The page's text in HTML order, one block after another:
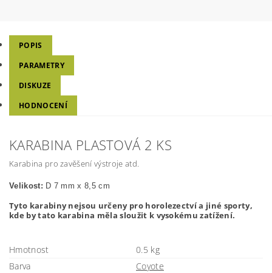
POPIS
PARAMETRY
DISKUZE
HODNOCENÍ
KARABINA PLASTOVÁ 2 KS
Karabina pro zavěšení výstroje atd.
Velikost: D 7 mm x 8,5 cm
Tyto karabiny nejsou určeny pro horolezectví a jiné sporty,
kde by tato karabina měla sloužit k vysokému zatížení.
Hmotnost
0.5 kg
Barva
Coyote